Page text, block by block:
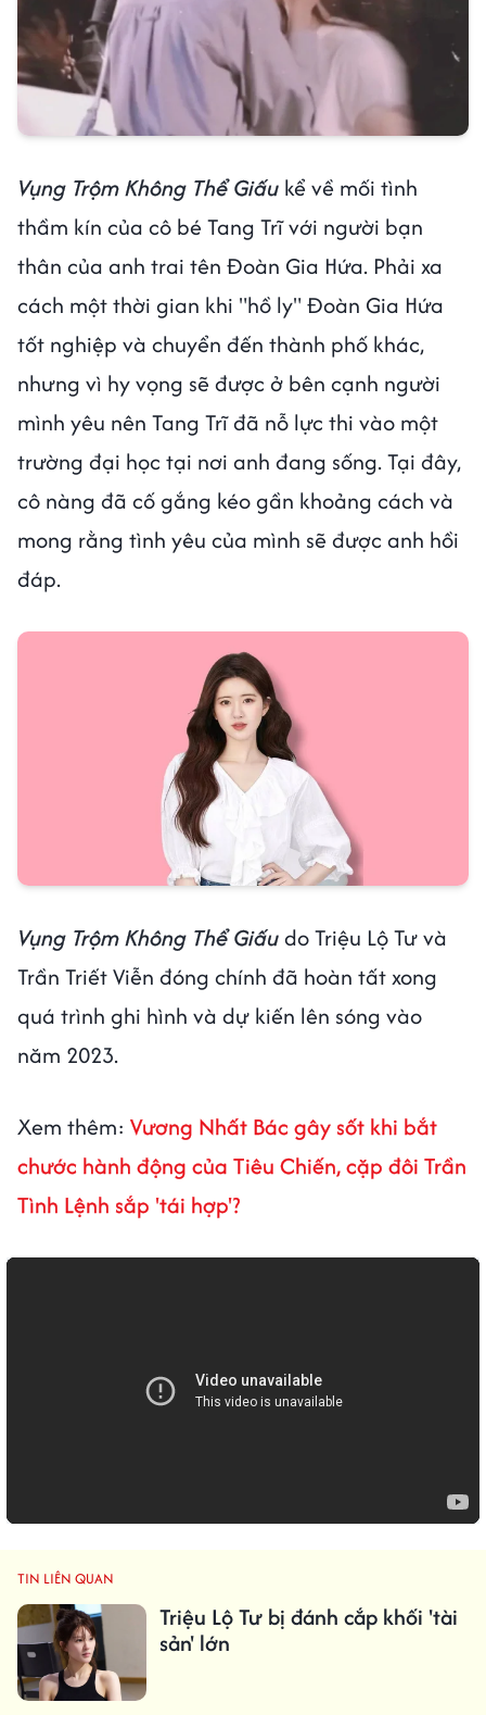
Vụng Trộm Không Thể Giấu kể về mối tình
thầm kín của cô bé Tang Trĩ với người bạn
thân của anh trai tên Đoàn Gia Hứa. Phải xa
cách một thời gian khi "hồ ly" Đoàn Gia Hứa
tốt nghiệp và chuyển đến thành phố khác,
nhưng vì hy vọng sẽ được ở bên cạnh người
mình yêu nên Tang Trĩ đã nỗ lực thi vào một
trường đại học tại nơi anh đang sống. Tại đây,
cô nàng đã cố gắng kéo gần khoảng cách và
mong rằng tình yêu của mình sẽ được anh hồi
đáp.
Vụng Trộm Không Thể Giấudo Triệu Lộ Tư và
Trần Triết Viễn đóng chính đã hoàn tất xong
quá trình ghi hình và dự kiến lên sóng vào
năm 2023.
Xem thêm: Vương Nhất Bác gây sốt khi bắt
chước hành động của Tiêu Chiến, cặp đôi Trần
Tình Lệnh sắp 'tái hợp'?
TIN LIÊN QUAN
Triệu Lộ Tư bị đánh cắp khối 'tài
sản' lớn